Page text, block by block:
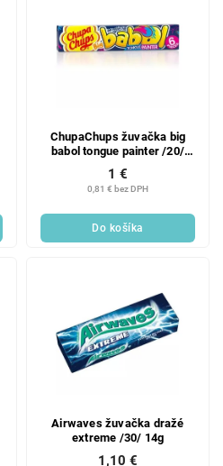
ChupaChups žuvačka big
babol tongue painter /20/
0,81 € bez DPH
1 €
Do košíka
Airwaves žuvačka dražé
extreme /30/ 14g
1,10 €